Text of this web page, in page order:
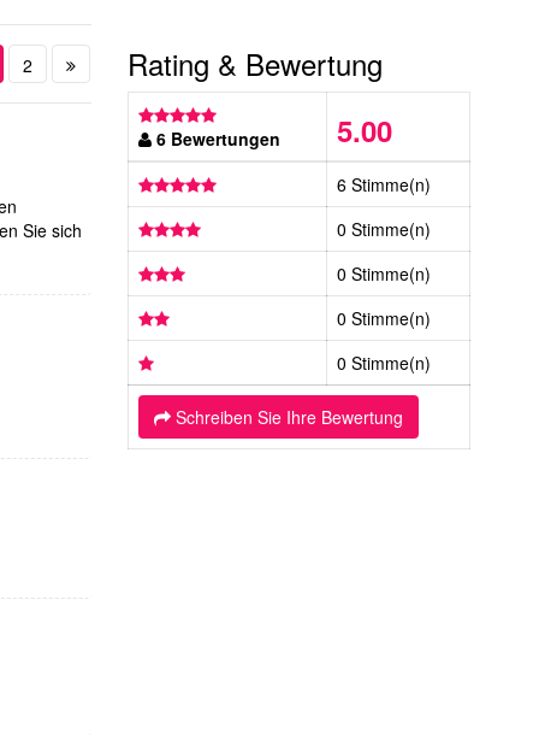
2
Sie sich
Rating & Bewertung
6 Bewertungen 5.00
6 Stimme(n)
0 Stimme(n)
0 Stimme(n)
0 Stimme(n)
0 Stimme(n)
Schreiben Sie Ihre Bewertung